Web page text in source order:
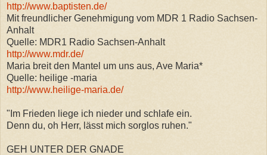
http://www.baptisten.de/
Mit freundlicher Genehmigung vom MDR 1 Radio Sachsen-
Anhalt
Quelle: MDR1 Radio Sachsen-Anhalt
http://www.mdr.de/
Maria breit den Mantel um uns aus, Ave Maria*
Quelle: heilige -maria
http://www.heilige-maria.de/
"Im Frieden liege ich nieder und schlafe ein.
Denn du, oh Herr, lässt mich sorglos ruhen."
GEH UNTER DER GNADE